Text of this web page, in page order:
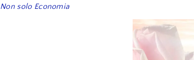
Non solo Economia